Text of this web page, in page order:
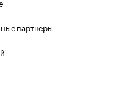
партнеры